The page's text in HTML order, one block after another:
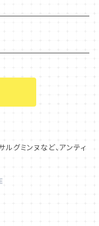
グミンヌなど、アンティ